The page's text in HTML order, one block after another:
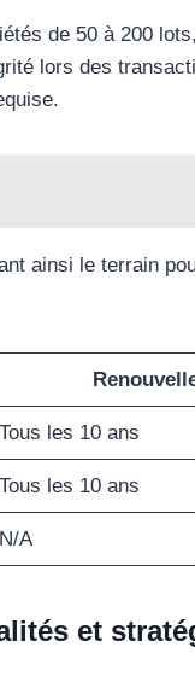
de 50 à 200
lors des
ainsi le terrain
Tous les 10 ans
Tous les 10 ans
N/A
et